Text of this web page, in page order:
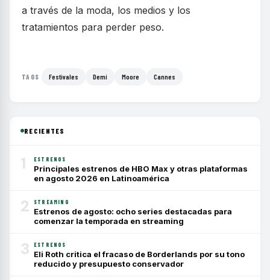
a través de la moda, los medios y los
tratamientos para perder peso.
TAGS Festivales Demi Moore Cannes
RECIENTES
1 ESTRENOS
Principales estrenos de HBO Max y otras plataformas
en agosto 2026 en Latinoamérica
2 STREAMING
Estrenos de agosto: ocho series destacadas para
comenzar la temporada en streaming
3 ESTRENOS
Eli Roth critica el fracaso de Borderlands por su tono
reducido y presupuesto conservador